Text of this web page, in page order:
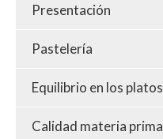
Presentación
Pastelería
Equilibrio en los platos
Calidad materia prima